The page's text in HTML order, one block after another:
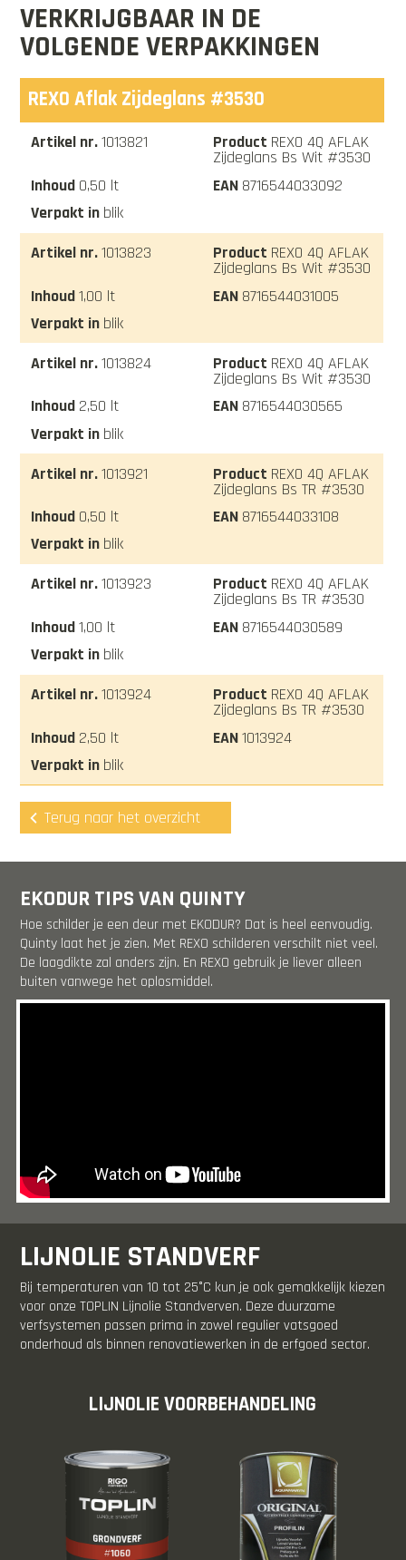
VERKRIJGBAAR IN DE
VOLGENDE VERPAKKINGEN
REXO Aflak Zijdeglans #3530
1013821 REXO 4Q AFLAK
Zijdeglans Bs Wit #3530
0,50 lt
8716544033092
blik
1013823
REXO 4Q AFLAK
Zijdeglans Bs Wit #3530
1,00 lt
8716544031005
blik
1013824
REXO 4Q AFLAK
Zijdeglans Bs Wit #3530
2,50 lt
8716544030565
blik
1013921
REXO 4Q AFLAK
Zijdeglans Bs TR #3530
0,50 lt
8716544033108
blik
1013923
REXO 4Q AFLAK
Zijdeglans Bs TR #3530
1,00 lt
8716544030589
blik
1013924
REXO 4Q AFLAK
Zijdeglans Bs TR #3530
2,50 lt
1013924
blik
Terug naar het overzicht
EKODUR TIPS VAN QUINTY
Hoe schilder je een deur met EKODUR? Dat is heel eenvoudig.
Quinty laat het je zien. Met REXO schilderen verschilt niet veel.
De laagdikte zal anders zijn. En REXO gebruik je liever alleen
buiten vanwege het oplosmiddel.
LIJNOLIE STANDVERF
Bij temperaturen van 10 tot 25°C kun je ook gemakkelijk kiezen
voor onze TOPLIN Lijnolie Standverven. Deze duurzame
verfsystemen passen prima in zowel regulier vatsgoed
onderhoud als binnen renovatiewerken in de erfgoed sector.
LIJNOLIE VOORBEHANDELING